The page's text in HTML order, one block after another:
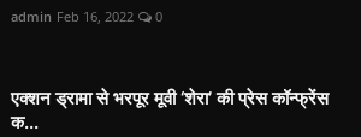
admin Feb 16, 2022 0
एक्शन ड्रामा से भरपूर मूवी ‘शेरा’ की प्रेस कॉन्फ्रेंस
क...